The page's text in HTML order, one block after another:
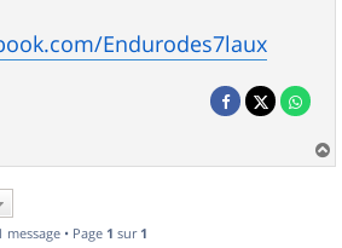
Endurodes7laux
a
message • Page 1 sur 1